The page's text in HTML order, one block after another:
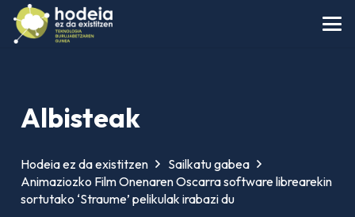
Albisteak
Hodeia ez da existitzen
Sailkatu gabea
Animaziozko Film Onenaren Oscarra software librearekin
sortutako ‘Straume’ pelikulak irabazi du